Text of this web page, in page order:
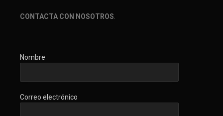
CONTACTA CON NOSOTROS
Nombre
Correo electrónico